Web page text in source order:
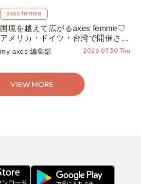
axes femme
国境を越えて広がるaxes femme♡
アメリカ・ドイツ・台湾で開催され
たイベントをお届け！美沙子さんか
らのコメントも♬【海外イベントレ
my axes 編集部 2026.07.30 Thu.
VIEW MORE